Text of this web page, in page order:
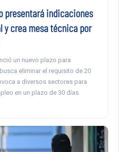
presentará indicaciones
y crea mesa técnica por
un nuevo plazo para
eliminar el requisito de 20
a diversos sectores para
en un plazo de 30 días.